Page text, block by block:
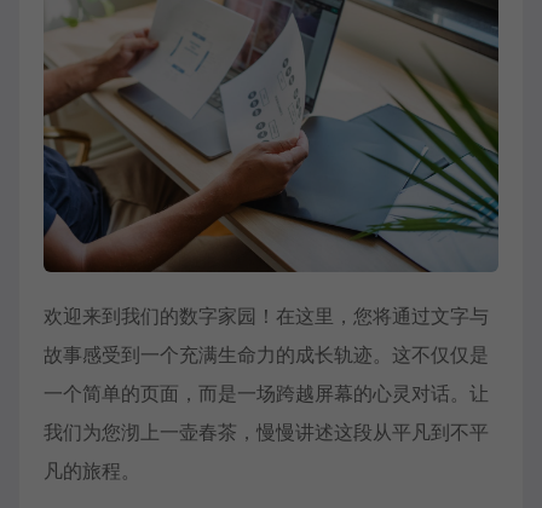
未填写名称则按顺序【课程1】以此类推 播放
未填写名称则按顺序【课程1】以此类推 播放
未填写名称则按顺序【课程1】以此类推 播放
未填写名称则按顺序【课程1】以此类推 播放
未填写名称则按顺序【课程1】以此类推 播放
未填写名称则按顺序【课程1】以此类推
未填写名称则按顺序【课程1】以此类推 播放
未填写名称则按顺序【课程1】以此类推 播放
未填写名称则按顺序【课程1】以此类推
欢迎来到我们的数字家园！在这里，您将通过文字与
故事感受到一个充满生命力的成长轨迹。这不仅仅是
一个简单的页面，而是一场跨越屏幕的心灵对话。让
我们为您沏上一壶春茶，慢慢讲述这段从平凡到不平
凡的旅程。